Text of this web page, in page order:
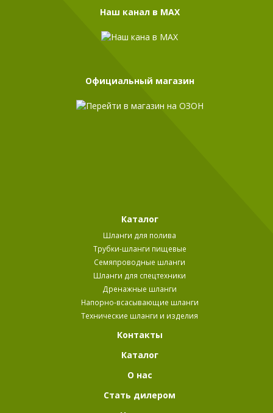
Наш канал в МАХ
Официальный магазин
Каталог
Шланги для полива
Трубки-шланги пищевые
Семяпроводные шланги
Шланги для спецтехники
Дренажные шланги
Напорно-всасывающие шланги
Технические шланги и изделия
Контакты
Каталог
О нас
Стать дилером